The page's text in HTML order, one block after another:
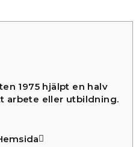
1975 hjälpt en halv
arbete eller utbildning.